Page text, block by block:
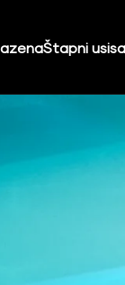
Štapni